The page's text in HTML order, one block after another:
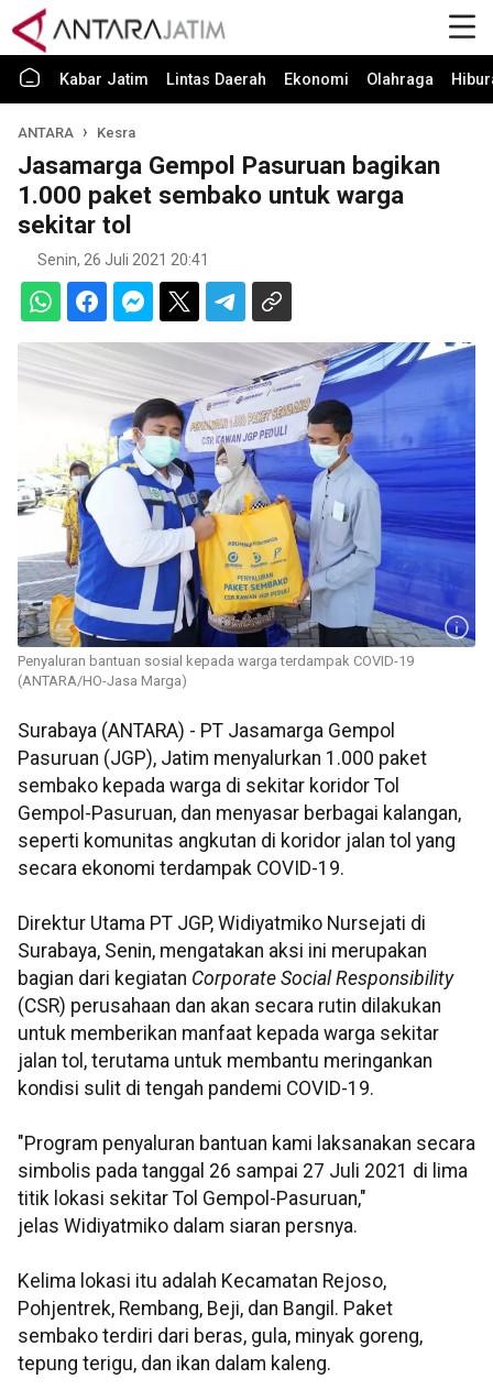
Kabar Jatim Lintas Daerah Ekonomi Olahraga
ANTARA Kesra
Jasamarga Gempol Pasuruan bagikan
1.000 paket sembako untuk warga
sekitar tol
Senin, 26 Juli 2021 20:41
Penyaluran bantuan sosial kepada warga terdampak COVID-19
(ANTARA/HO-Jasa Marga)
Surabaya (ANTARA) - PT Jasamarga Gempol
Pasuruan (JGP), Jatim menyalurkan 1.000 paket
sembako kepada warga di sekitar koridor Tol
Gempol-Pasuruan, dan menyasar berbagai kalangan,
seperti komunitas angkutan di koridor jalan tol yang
secara ekonomi terdampak COVID-19.
Direktur Utama PT JGP, Widiyatmiko Nursejati di
Surabaya, Senin, mengatakan aksi ini merupakan
bagian dari kegiatan Corporate Social Responsibility
(CSR) perusahaan dan akan secara rutin dilakukan
untuk memberikan manfaat kepada warga sekitar
jalan tol, terutama untuk membantu meringankan
kondisi sulit di tengah pandemi COVID-19.
"Program penyaluran bantuan kami laksanakan secara
simbolis pada tanggal 26 sampai 27 Juli 2021 di lima
titik lokasi sekitar Tol Gempol-Pasuruan,"
jelas Widiyatmiko dalam siaran persnya.
Kelima lokasi itu adalah Kecamatan Rejoso,
Pohjentrek, Rembang, Beji, dan Bangil. Paket
sembako terdiri dari beras, gula, minyak goreng,
tepung terigu, dan ikan dalam kaleng.